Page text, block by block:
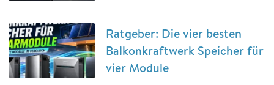
Ratgeber: Die vier besten
Balkonkraftwerk Speicher für
vier Module